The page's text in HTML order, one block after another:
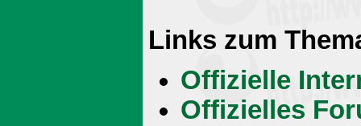
Links zum
Offizielle
Offizielles